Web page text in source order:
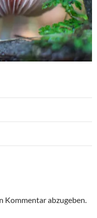
Kommentar abzugeben.